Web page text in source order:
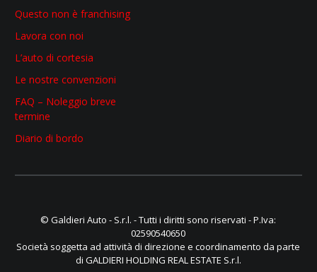
Questo non è franchising
Lavora con noi
L’auto di cortesia
Le nostre convenzioni
FAQ – Noleggio breve
termine
Diario di bordo
© Galdieri Auto - S.r.l. - Tutti i diritti sono riservati - P.Iva:
02590540650
Società soggetta ad attività di direzione e coordinamento da parte
di GALDIERI HOLDING REAL ESTATE S.r.l.